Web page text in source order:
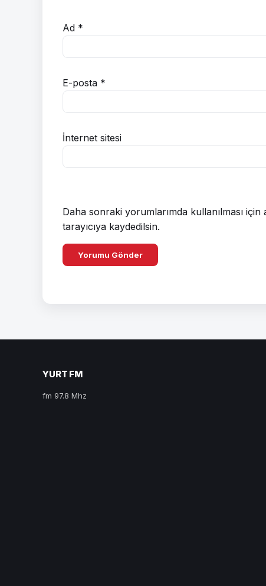
Ad *
E-posta *
İnternet sitesi
Daha sonraki yorumlarımda kullanılması
tarayıcıya kaydedilsin.
YURT FM
fm 97.8 Mhz